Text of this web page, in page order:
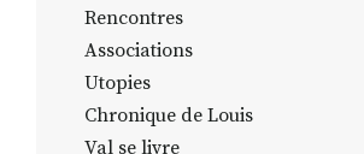
Rencontres
Associations
Utopies
Chronique de Louis
Val se livre